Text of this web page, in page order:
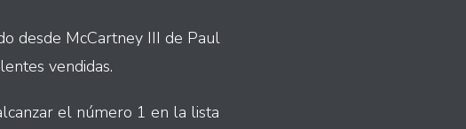
desde McCartney III de Paul
vendidas.
el número 1 en la lista